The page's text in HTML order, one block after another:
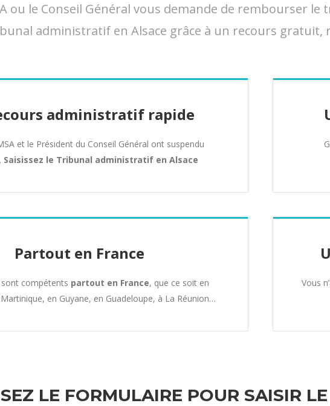
ou le Conseil Général vous demande de rembourser
administratif en Alsace grâce à un recours gratuit,
administratif rapide
et le Président du Conseil Général ont suspendu
Saisissez le Tribunal administratif en Alsace
Partout en France
compétents partout en France, que ce soit en
en Guyane, en Guadeloupe, à La Réunion…
Vous
LE FORMULAIRE POUR SAISIR